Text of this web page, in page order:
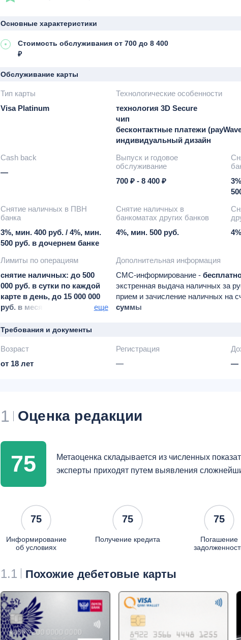
Основные характеристики
Стоимость обслуживания от 700 до 8 400
₽
Обслуживание карты
Тип карты
Visa Platinum
Технологические особенности
технология 3D Secure
чип
бесконтактные платежи
индивидуальный дизайн
Cash back
—
Выпуск и годовое
обслуживание
700 ₽ - 8 400 ₽
Снятие наличных в ПВН
банка
3%, мин. 400 руб. / 4%, мин.
500 руб. в дочернем банке
Снятие наличных в
банкоматах других банков
4%, мин. 500 руб.
Лимиты по операциям
снятие наличных: до 500
000 руб. в сутки по каждой
карте в день, до 15 000 000
руб. в месяц; лимит на
установлен
еще
Дополнительная информация
СМС-информирование -
экстренная выдача наличных за
прием и зачисление наличных на
суммы
посещение бизнес-залов -
Требования и документы
Возраст
от 18 лет
Регистрация
—
—
1 Оценка редакции
75
Метаоценка складывается из численных
эксперты приходят путем выявления
75
Информирование
об условиях
75
Получение кредита
75
Погашение
1.1 Похожие дебетовые карты